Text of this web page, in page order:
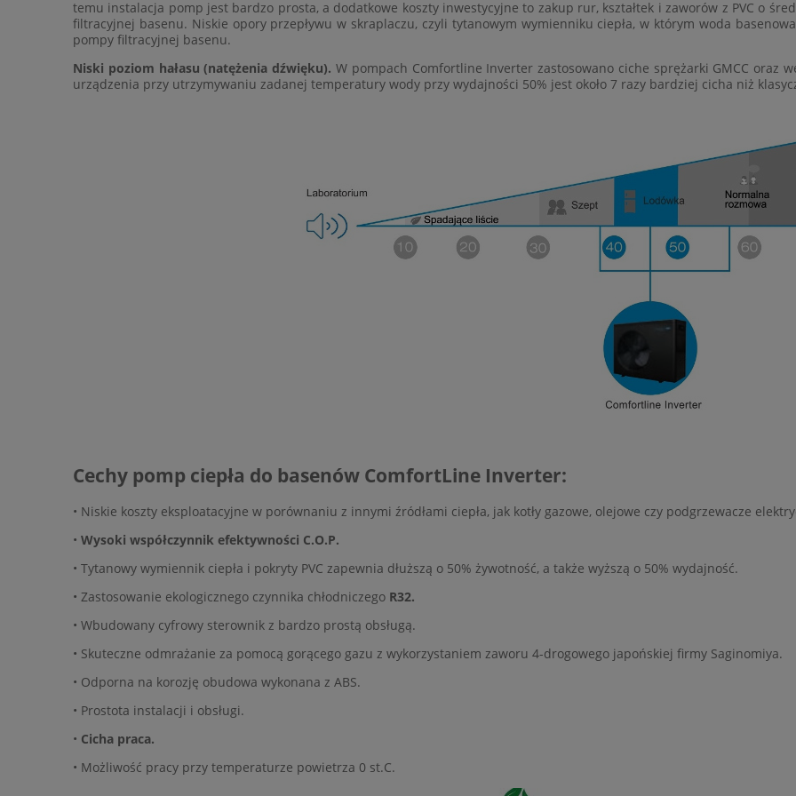
temu instalacja pomp jest bardzo prosta, a dodatkowe koszty inwestycyjne to zakup rur, kształtek i zaworów z PVC o
filtracyjnej basenu. Niskie opory przepływu w skraplaczu, czyli tytanowym wymienniku ciepła, w którym woda
pompy filtracyjnej basenu.
Niski poziom hałasu (natężenia dźwięku). W pompach Comfortline Inverter zastosowano ciche sprężarki GMCC oraz
urządzenia przy utrzymywaniu zadanej temperatury wody przy wydajności 50% jest około 7 razy bardziej cicha niż
Cechy pomp ciepła do basenów ComfortLine Inverter:
• Niskie koszty eksploatacyjne w porównaniu z innymi źródłami ciepła, jak kotły gazowe, olejowe czy podgrzewacze
• Wysoki współczynnik efektywności C.O.P.
• Tytanowy wymiennik ciepła i pokryty PVC zapewnia dłuższą o 50% żywotność, a także wyższą o 50% wydajność.
• Zastosowanie ekologicznego czynnika chłodniczego R32.
• Wbudowany cyfrowy sterownik z bardzo prostą obsługą.
• Skuteczne odmrażanie za pomocą gorącego gazu z wykorzystaniem zaworu 4-drogowego japońskiej firmy Saginomiya.
• Odporna na korozję obudowa wykonana z ABS.
• Prostota instalacji i obsługi.
• Cicha praca.
• Możliwość pracy przy temperaturze powietrza 0 st.C.